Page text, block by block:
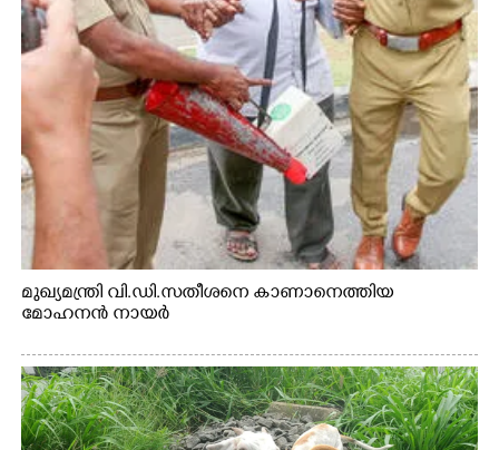
മുഖ്യമന്ത്രി വി.ഡി.സതീശനെ കാണാനെത്തിയ
മോഹനൻ നായർ